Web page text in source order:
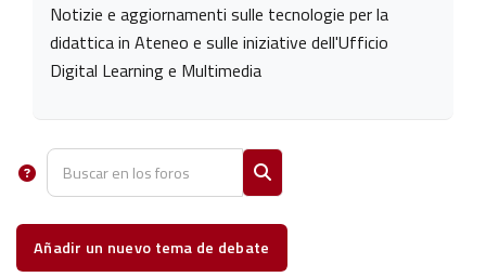
Notizie e aggiornamenti sulle tecnologie per la
didattica in Ateneo e sulle iniziative dell'Ufficio
Digital Learning e Multimedia
Buscar en los foros
Buscar en los foros
Añadir un nuevo tema de debate